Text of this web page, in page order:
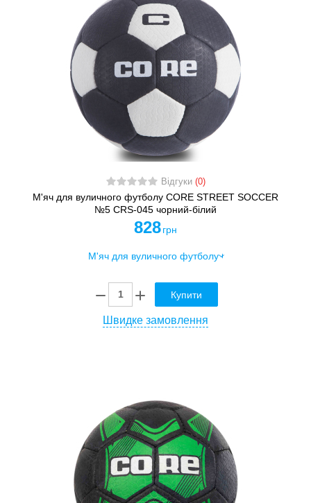
Відгуки (0)
М'яч для вуличного футболу CORE STREET SOCCER
№5 CRS-045 чорний-білий
828 грн
Купити
Швидке замовлення